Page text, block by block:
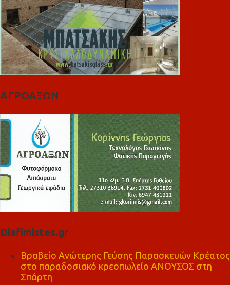
ΑΓΡΟΑΞΩΝ
Diafimistes.gr
Βραβείο Ανώτερης Γεύσης Παρασκευών Κρέατος
στο παραδοσιακό κρεοπωλείο ΑΝΟΥΣΟΣ στη
Σπάρτη